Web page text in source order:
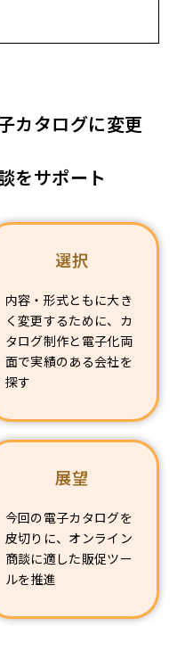
カタログに変更
をサポート
選択
内容・形式ともに大き
く変更するために、カ
タログ制作と電子化両
面で実績のある会社を
探す
展望
今回の電子カタログを
皮切りに、オンライン
商談に適した販促ツー
ルを推進